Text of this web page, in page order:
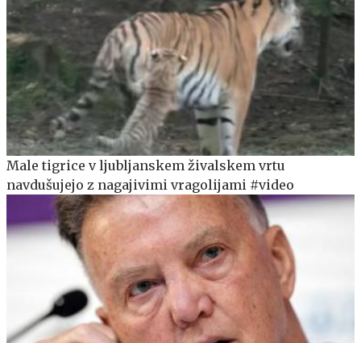
Male tigrice v ljubljanskem živalskem vrtu
navdušujejo z nagajivimi vragolijami #video